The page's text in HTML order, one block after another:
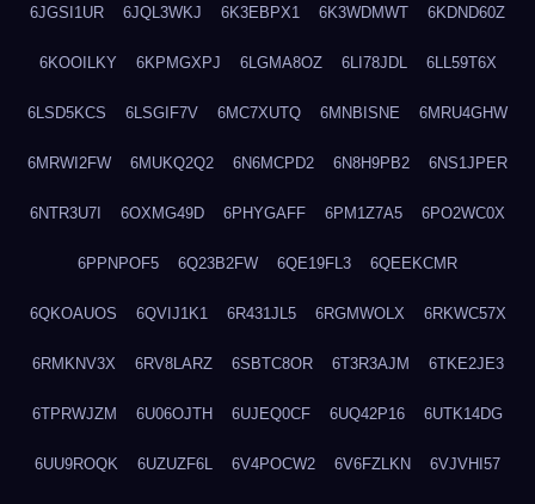
6JGSI1UR 6JQL3WKJ 6K3EBPX1 6K3WDMWT 6KDND60Z
6KOOILKY 6KPMGXPJ 6LGMA8OZ 6LI78JDL 6LL59T6X
6LSD5KCS 6LSGIF7V 6MC7XUTQ 6MNBISNE 6MRU4GHW
6MRWI2FW 6MUKQ2Q2 6N6MCPD2 6N8H9PB2 6NS1JPER
6NTR3U7I 6OXMG49D 6PHYGAFF 6PM1Z7A5 6PO2WC0X
6PPNPOF5 6Q23B2FW 6QE19FL3 6QEEKCMR
6QKOAUOS 6QVIJ1K1 6R431JL5 6RGMWOLX 6RKWC57X
6RMKNV3X 6RV8LARZ 6SBTC8OR 6T3R3AJM 6TKE2JE3
6TPRWJZM 6U06OJTH 6UJEQ0CF 6UQ42P16 6UTK14DG
6UU9ROQK 6UZUZF6L 6V4POCW2 6V6FZLKN 6VJVHI57